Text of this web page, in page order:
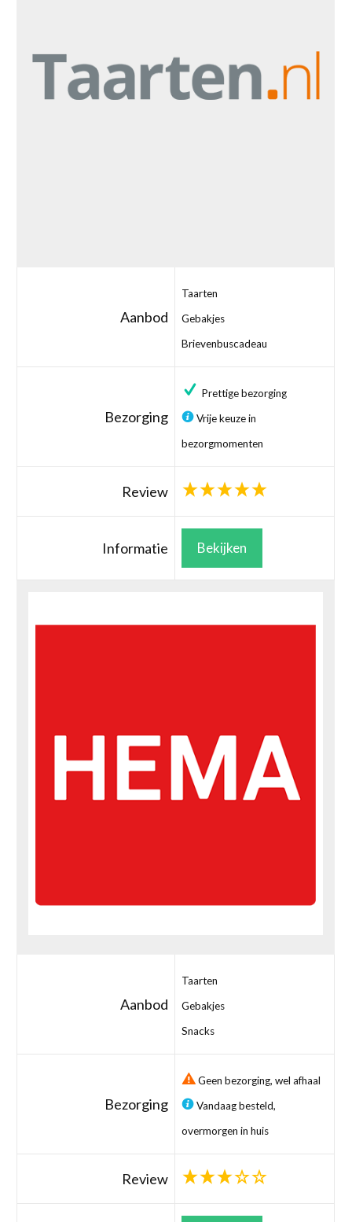
Aanbod
Taarten
Gebakjes
Brievenbuscadeau
Bezorging
Prettige bezorging
Vrije keuze in
bezorgmomenten
Review
Informatie Bekijken
Aanbod
Taarten
Gebakjes
Snacks
Bezorging
Geen bezorging, wel afhaal
Vandaag besteld,
overmorgen in huis
Review